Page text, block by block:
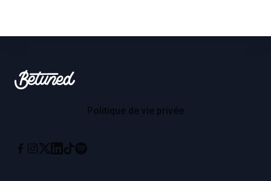
Betuned
Politique de vie privée
Instagram
X Linkedin
TiktokSpotify